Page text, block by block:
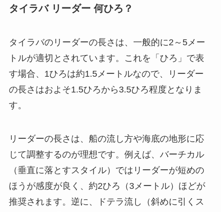
タイラバ リーダー 何ひろ？
タイラバのリーダーの長さは、一般的に2～5メー
トルが適切とされています。これを「ひろ」で表
す場合、1ひろは約1.5メートルなので、リーダー
の長さはおよそ1.5ひろから3.5ひろ程度となりま
す。
リーダーの長さは、船の流し方や海底の地形に応
じて調整するのが理想です。例えば、バーチカル
（垂直に落とすスタイル）ではリーダーが短めの
ほうが感度が良く、約2ひろ（3メートル）ほどが
推奨されます。逆に、ドテラ流し（斜めに引くス